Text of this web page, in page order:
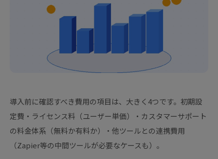
導入前に確認すべき費用の項目は、大きく4つです。初期設
定費・ライセンス料（ユーザー単価）・カスタマーサポート
の料金体系（無料か有料か）・他ツールとの連携費用
（Zapier等の中間ツールが必要なケースも）。